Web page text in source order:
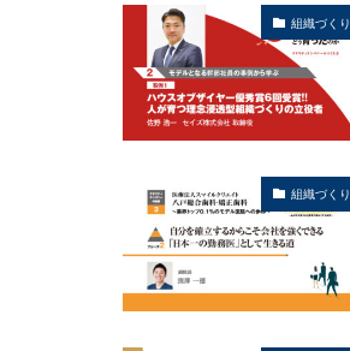
組織づくり
組織づくり